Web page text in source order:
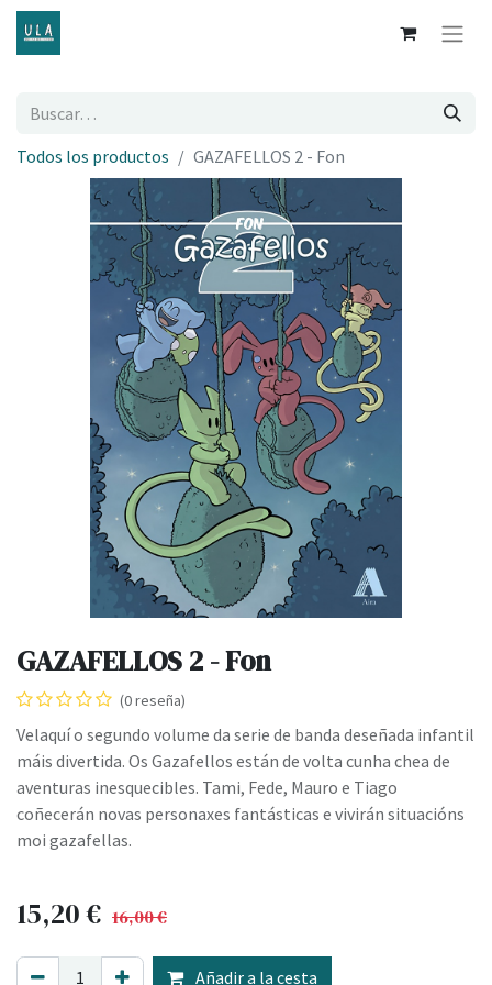
Todos los productos GAZAFELLOS 2 - Fon
GAZAFELLOS 2 - Fon
(0 reseña)
Velaquí o segundo volume da serie de banda deseñada infantil
máis divertida. Os Gazafellos están de volta cunha chea de
aventuras inesquecibles. Tami, Fede, Mauro e Tiago
coñecerán novas personaxes fantásticas e vivirán situacións
moi gazafellas.
15,20€ 16,00€
Añadir a la cesta